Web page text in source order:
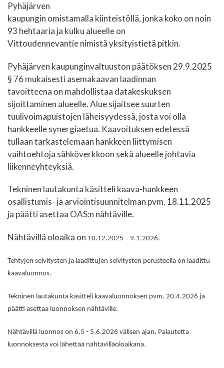
Pyhäjärven
kaupungin omistamalla kiinteistöllä, jonka koko on noin
93 hehtaaria ja kulku alueelle on
Vittoudennevantie nimistä yksityistietä pitkin.
Pyhäjärven kaupunginvaltuuston päätöksen 29.9.2025
§ 76 mukaisesti asemakaavan laadinnan
tavoitteena on mahdollistaa datakeskuksen
sijoittaminen alueelle. Alue sijaitsee suurten
tuulivoimapuistojen läheisyydessä, josta voi olla
hankkeelle synergiaetua. Kaavoituksen edetessä
tullaan tarkastelemaan hankkeen liittymisen
vaihtoehtoja sähköverkkoon sekä alueelle johtavia
liikenneyhteyksiä.
Tekninen lautakunta käsitteli kaava-hankkeen
osallistumis- ja arviointisuunnitelman pvm. 18.11.2025
ja päätti asettaa OAS:n nähtäville.
Nähtävillä oloaika on 10.12.2025 – 9.1.2026.
Tehtyjen selvitysten ja laadittujen selvitysten perusteella on laadittu
kaavaluonnos.
Tekninen lautakunta käsitteli kaavaluonnoksen pvm. 20.4.2026 ja
päätti asettaa luonnoksen nähtäville.
Nähtävillä luonnos on 6.5 - 5.6.2026 välisen ajan. Palautetta
luonnoksesta voi lähettää nähtävilläoloaikana.